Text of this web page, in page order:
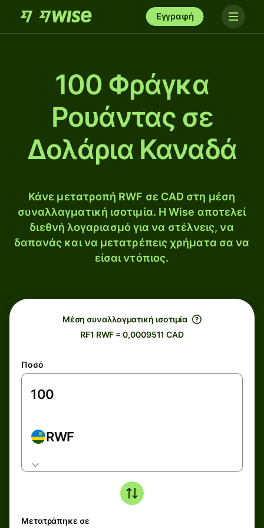
Εγγραφή
100 Φράγκα
Ρουάντας σε
Δολάρια Καναδά
Κάνε μετατροπή RWF σε CAD στη μέση
συναλλαγματική ισοτιμία. Η Wise αποτελεί
διεθνή λογαριασμό για να στέλνεις, να
δαπανάς και να μετατρέπεις χρήματα σα να
είσαι ντόπιος.
Μέση συναλλαγματική ισοτιμία
R₣1 RWF = 0,0009511 CAD
Ποσό
RWF
Μετατράπηκε σε